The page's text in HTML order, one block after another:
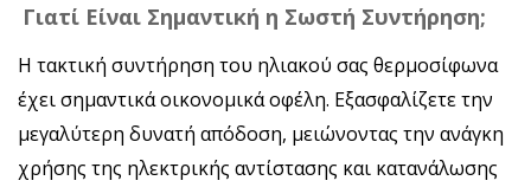
Γιατί Είναι Σημαντική η Σωστή Συντήρηση;
Η τακτική συντήρηση του ηλιακού σας θερμοσίφωνα
έχει σημαντικά οικονομικά οφέλη. Εξασφαλίζετε την
μεγαλύτερη δυνατή απόδοση, μειώνοντας την ανάγκη
χρήσης της ηλεκτρικής αντίστασης και κατανάλωσης